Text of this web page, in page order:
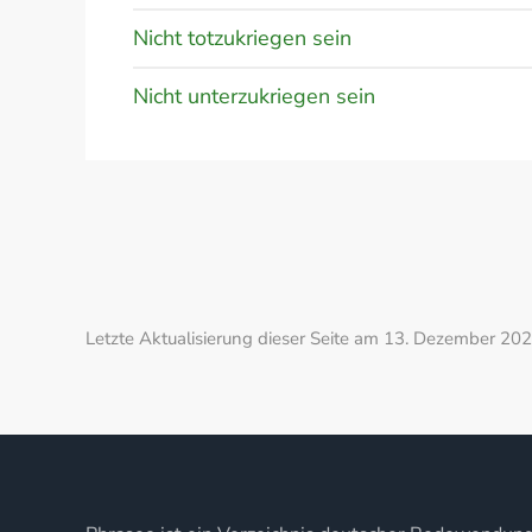
Nicht totzukriegen sein
Nicht unterzukriegen sein
Letzte Aktualisierung dieser Seite am 13. Dezember